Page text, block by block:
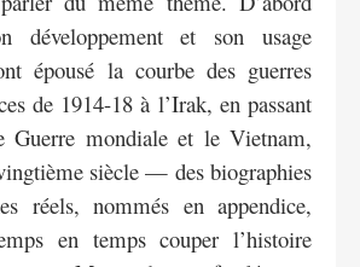
développement et son usage
épousé la courbe des guerres
de 1914-18 à l’Irak, en passant
Guerre mondiale et le Vietnam,
siècle — des biographies
réels, nommés en appendice,
en temps couper l’histoire